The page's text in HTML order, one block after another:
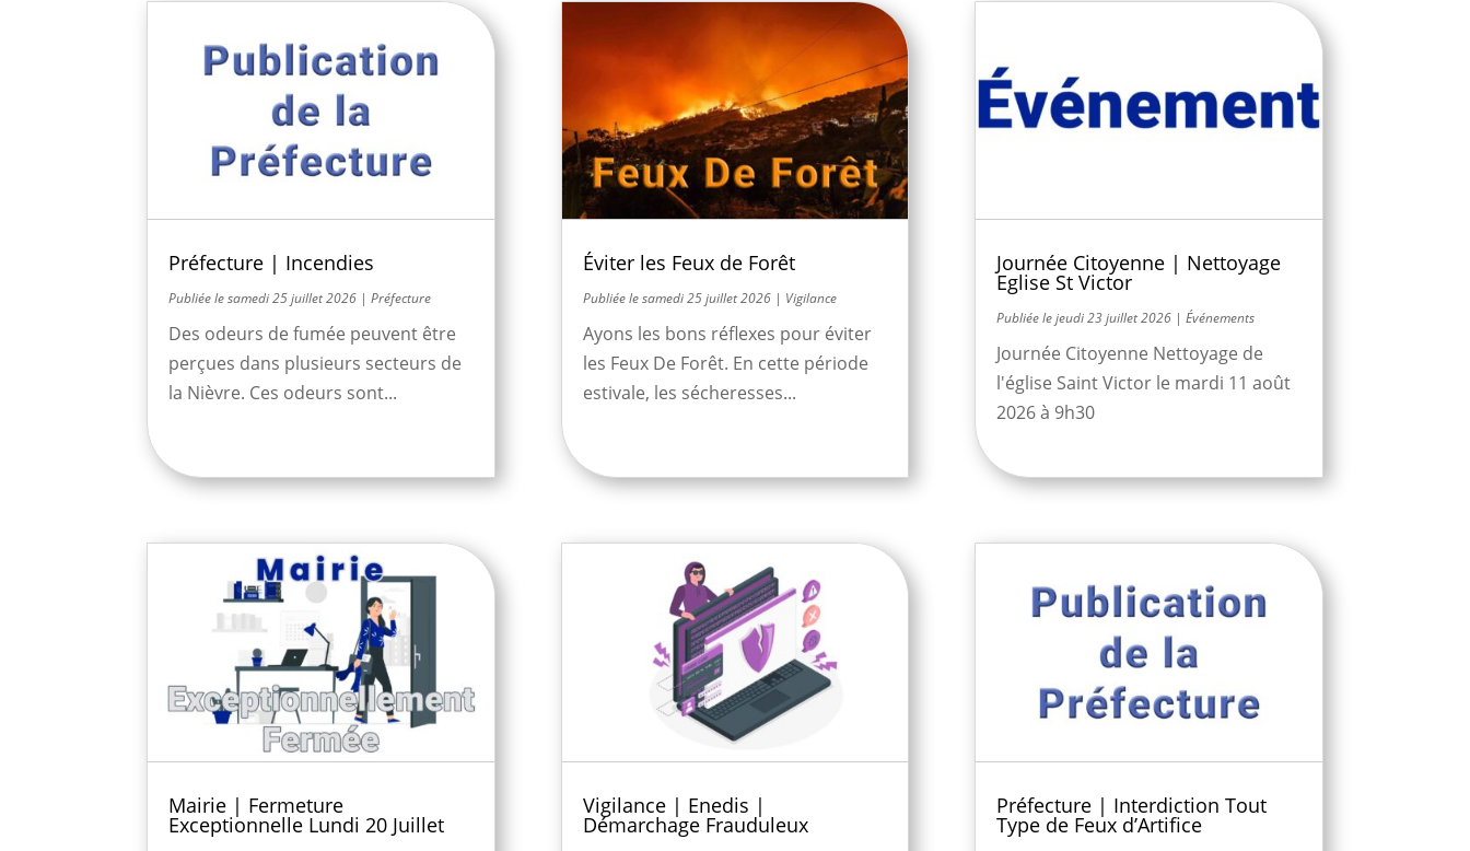
Préfecture | Incendies
samedi 25 juillet 2026 |Préfecture
Des odeurs de fumée peuvent être
perçues dans plusieurs secteurs de
la Nièvre. Ces odeurs sont...
Mairie | Fermeture
Exceptionnelle Lundi 20 Juillet
Éviter les Feux de Forêt
samedi 25 juillet 2026| Vigilance
Ayons les bons réflexes pour éviter
les Feux De Forêt. En cette période
estivale, les sécheresses...
Vigilance | Enedis |
Démarchage Frauduleux
Journée Citoyenne | Nettoyage
Eglise St Victor
jeudi 23 juillet 2026| Événements
Journée Citoyenne Nettoyage de
l'église Saint Victor le mardi 11 août
2026 à 9h30
Préfecture | Interdiction Tout
Type de Feux d’Artifice